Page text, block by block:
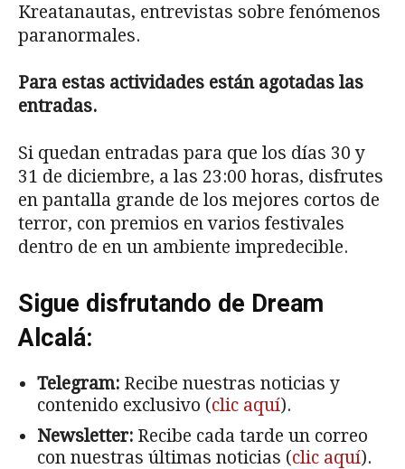
Kreatanautas, entrevistas sobre fenómenos
paranormales.
Para estas actividades están agotadas las
entradas.
Si quedan entradas para que los días 30 y
31 de diciembre, a las 23:00 horas, disfrutes
en pantalla grande de los mejores cortos de
terror, con premios en varios festivales
dentro de en un ambiente impredecible.
Sigue disfrutando de Dream
Alcalá:
Telegram: Recibe nuestras noticias y
contenido exclusivo (clic aquí).
Newsletter: Recibe cada tarde un correo
con nuestras últimas noticias (clic aquí).